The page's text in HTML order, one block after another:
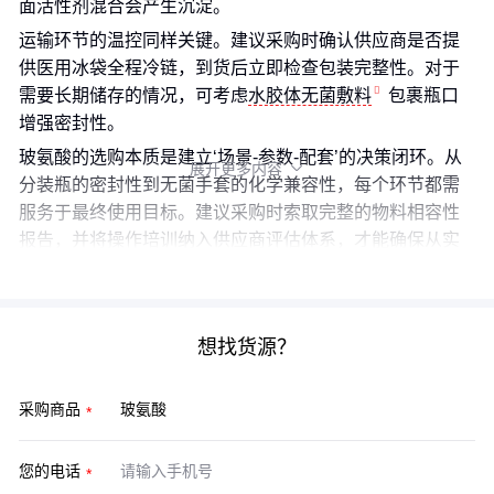
面活性剂混合会产生沉淀。
运输环节的温控同样关键。建议采购时确认供应商是否提
供医用冰袋全程冷链，到货后立即检查包装完整性。对于
需要长期储存的情况，可考虑水胶体无菌敷料
包裹瓶口
增强密封性。
玻氨酸的选购本质是建立‘场景-参数-配套’的决策闭环。从
分装瓶的密封性到无菌手套的化学兼容性，每个环节都需
服务于最终使用目标。建议采购时索取完整的物料相容性
报告，并将操作培训纳入供应商评估体系，才能确保从实
展开更多内容 
想找货源？
采购商品
您的电话